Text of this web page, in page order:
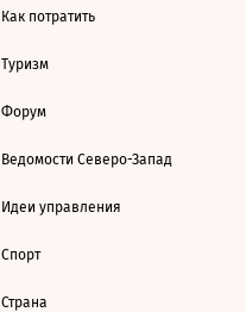
Как потратить
Туризм
Форум
Ведомости Северо-Запад
Идеи управления
Спорт
Страна